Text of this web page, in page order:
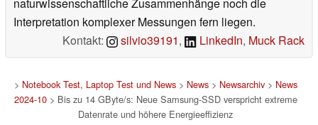
Interpretation komplexer Messungen fern liegen.
Kontakt:
silvio39191, LinkedIn, Muck Rack
> Notebook Test, Laptop Test und News> News> Newsarchiv> News
2024-10> Bis zu 14 GByte/s: Neue Samsung-SSD verspricht extreme
Datenrate und höhere Energieeffizienz